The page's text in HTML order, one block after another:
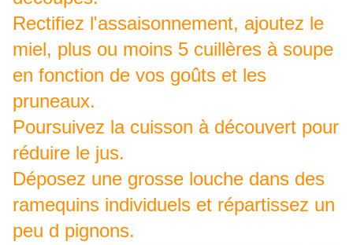
Rectifiez l'assaisonnement, ajoutez le
miel, plus ou moins 5 cuillères à soupe
en fonction de vos goûts et les
pruneaux.
Poursuivez la cuisson à découvert pour
réduire le jus.
Déposez une grosse louche dans des
ramequins individuels et répartissez un
peu d pignons.